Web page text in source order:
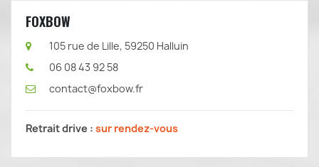
FOXBOW
105 rue de Lille, 59250 Halluin
06 08 43 92 58
contact@foxbow.fr
Retrait drive : sur rendez-vous